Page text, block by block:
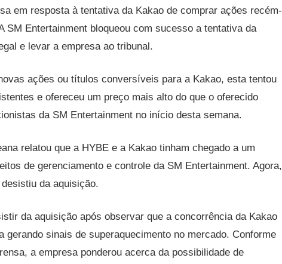
em resposta à tentativa da Kakao de comprar ações recém-
Entertainment bloqueou com sucesso a tentativa da
e levar a empresa ao tribunal.
ações ou títulos conversíveis para a Kakao, esta tentou
e ofereceu um preço mais alto do que o oferecido
da SM Entertainment no início desta semana.
relatou que a HYBE e a Kakao tinham chegado a um
de gerenciamento e controle da SM Entertainment. Agora,
da aquisição.
da aquisição após observar que a concorrência da Kakao
gerando sinais de superaquecimento no mercado. Conforme
a empresa ponderou acerca da possibilidade de